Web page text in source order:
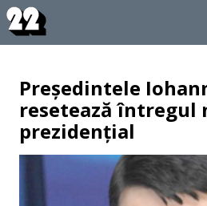
Președintele
resetează întregul
prezidențial